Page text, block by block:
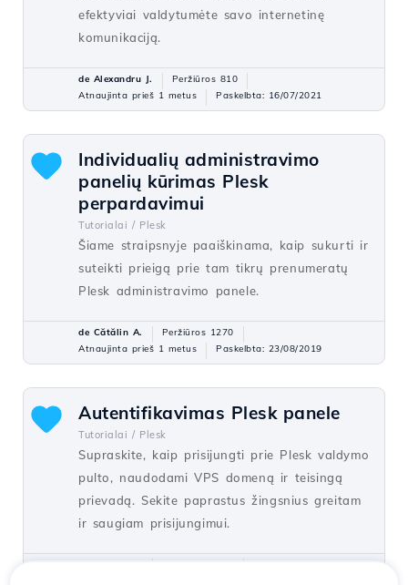
efektyviai valdytumėte savo internetinę
komunikaciją.
de Alexandru J.
Peržiūros 810
Atnaujinta prieš 1 metus
Paskelbta: 16/07/2021
Individualių administravimo
panelių kūrimas Plesk
perpardavimui
Tutorialai / Plesk
Šiame straipsnyje paaiškinama, kaip sukurti ir
suteikti prieigą prie tam tikrų prenumeratų
Plesk administravimo panele.
de Cătălin A.
Peržiūros 1270
Atnaujinta prieš 1 metus
Paskelbta: 23/08/2019
Autentifikavimas Plesk panele
Tutorialai / Plesk
Supraskite, kaip prisijungti prie Plesk valdymo
pulto, naudodami VPS domeną ir teisingą
prievadą. Sekite paprastus žingsnius greitam
ir saugiam prisijungimui.
de Cătălin A.
Peržiūros 1218